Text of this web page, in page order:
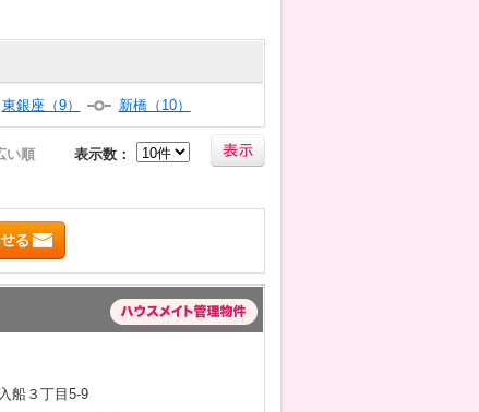
東銀座（9） 新橋（10）
い順 表示数：
船３丁目5-9